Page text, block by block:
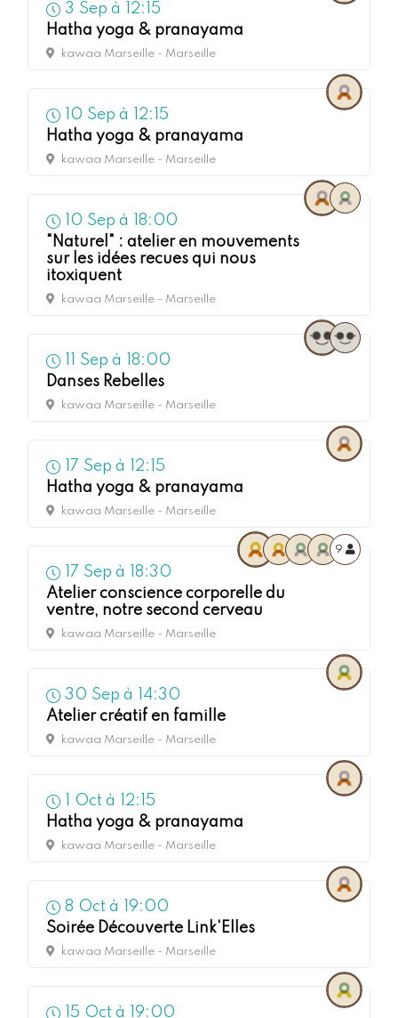
3 Sep à
12:15
Hatha yoga & pranayama
kawaa Marseille - Marseille
10 Sep à
12:15
Hatha yoga & pranayama
kawaa Marseille - Marseille
10 Sep à
18:00
"Naturel" : atelier en mouvements
sur les idées recues qui nous
itoxiquent
kawaa Marseille - Marseille
Sep à
18:00
Danses Rebelles
kawaa Marseille - Marseille
17 Sep à
12:15
Hatha yoga & pranayama
kawaa Marseille - Marseille
17 Sep à
18:30
Atelier conscience corporelle du
ventre, notre second cerveau
kawaa Marseille - Marseille
9
30 Sep à
14:30
Atelier créatif en famille
kawaa Marseille - Marseille
Oct à
12:15
Hatha yoga & pranayama
kawaa Marseille - Marseille
8 Oct à
19:00
Soirée Découverte Link'Elles
kawaa Marseille - Marseille
15 Oct à 19:00